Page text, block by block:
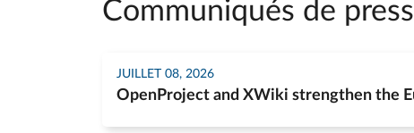
Communiqués de
JUILLET 08, 2026
OpenProject and XWiki strengthen the